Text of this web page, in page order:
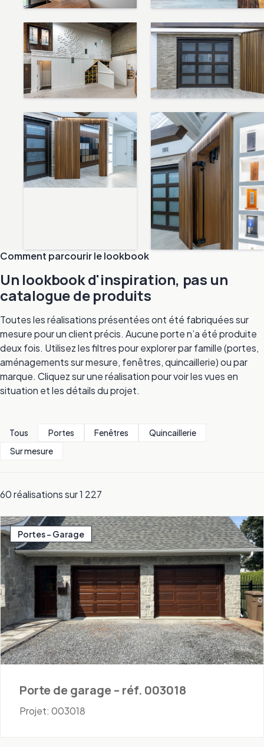
Comment parcourir le lookbook
Un lookbook d'inspiration, pas un
catalogue de produits
Toutes les réalisations présentées ont été fabriquées sur
mesure pour un client précis. Aucune porte n’a été produite
deux fois. Utilisez les filtres pour explorer par famille (portes,
aménagements sur mesure, fenêtres, quincaillerie) ou par
marque. Cliquez sur une réalisation pour voir les vues en
situation et les détails du projet.
Tous Portes Fenêtres
Quincaillerie
Sur mesure
60 réalisations sur 1 227
Portes - Garage
Porte de garage – réf. 003018
Projet: 003018